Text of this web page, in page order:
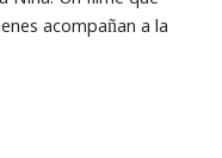
acompañan a la